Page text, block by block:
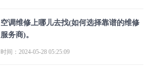
空调维修上哪儿去找(如何选择靠谱的维修
服务商)。
时间：2024-05-28 05:25:09